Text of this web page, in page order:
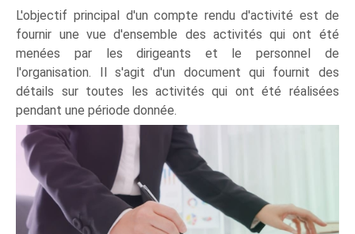
L'objectif principal d'un compte rendu d'activité est de
fournir une vue d'ensemble des activités qui ont été
menées par les dirigeants et le personnel de
l'organisation. Il s'agit d'un document qui fournit des
détails sur toutes les activités qui ont été réalisées
pendant une période donnée.